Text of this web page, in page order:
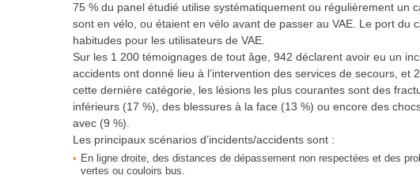
75 % du panel étudié utilise systématiquement ou régulièrement un
sont en vélo, ou étaient en vélo avant de passer au VAE. Le port du
habitudes pour les utilisateurs de VAE.
Sur les 1 200 témoignages de tout âge, 942 déclarent avoir eu un
accidents ont donné lieu à l’intervention des services de secours, et
cette dernière catégorie, les lésions les plus courantes sont des
inférieurs (17 %), des blessures à la face (13 %) ou encore des
avec (9 %).
Les principaux scénarios d’incidents/accidents sont :
En ligne droite, des distances de dépassement non respectées et des
vertes ou couloirs bus.